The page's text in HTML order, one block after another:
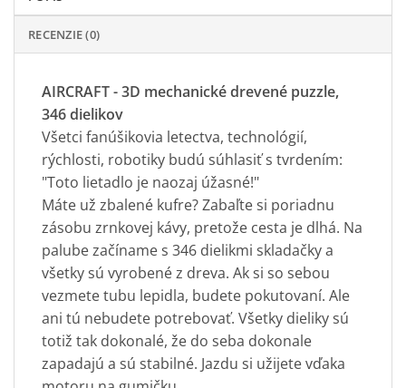
RECENZIE (0)
AIRCRAFT - 3D mechanické drevené puzzle,
346 dielikov
Všetci fanúšikovia letectva, technológií,
rýchlosti, robotiky budú súhlasiť s tvrdením:
"Toto lietadlo je naozaj úžasné!"
Máte už zbalené kufre? Zabaľte si poriadnu
zásobu zrnkovej kávy, pretože cesta je dlhá. Na
palube začíname s 346 dielikmi skladačky a
všetky sú vyrobené z dreva. Ak si so sebou
vezmete tubu lepidla, budete pokutovaní. Ale
ani tú nebudete potrebovať. Všetky dieliky sú
totiž tak dokonalé, že do seba dokonale
zapadajú a sú stabilné. Jazdu si užijete vďaka